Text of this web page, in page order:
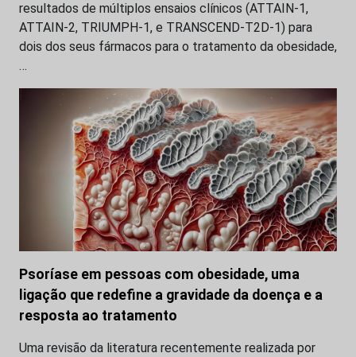
resultados de múltiplos ensaios clínicos (ATTAIN-1,
ATTAIN-2, TRIUMPH-1, e TRANSCEND-T2D-1) para
dois dos seus fármacos para o tratamento da obesidade,
…
Psoríase em pessoas com obesidade, uma
ligação que redefine a gravidade da doença e a
resposta ao tratamento
Uma revisão da literatura recentemente realizada por